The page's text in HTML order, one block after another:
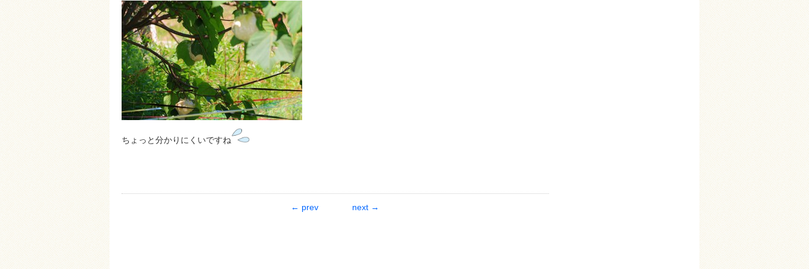
ちょっと分かりにくいですね
← prev next →